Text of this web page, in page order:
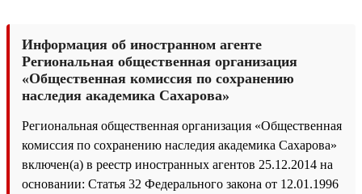
Информация об иностранном агенте
Региональная общественная организация
«Общественная комиссия по сохранению
наследия академика Сахарова»
Региональная общественная организация «Общественная
комиссия по сохранению наследия академика Сахарова»
включен(а) в реестр иностранных агентов 25.12.2014 на
основании: Статья 32 Федерального закона от 12.01.1996